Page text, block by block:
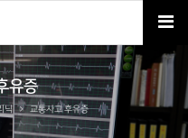
유증
닉 교통사고 후유증